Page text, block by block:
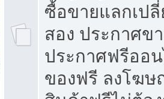
ซื้อขายแลกเป
สอง ประกาศข
ประกาศฟรีออ
ของฟรี ลงโฆ